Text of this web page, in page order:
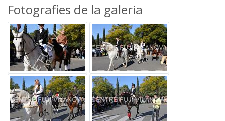
Fotografies de la galeria